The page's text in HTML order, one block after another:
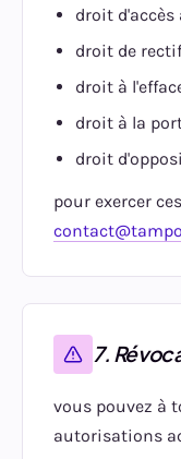
droit d'accès
droit de
droit à
droit à la
droit
pour exercer
7.
vous pouvez à
autorisations